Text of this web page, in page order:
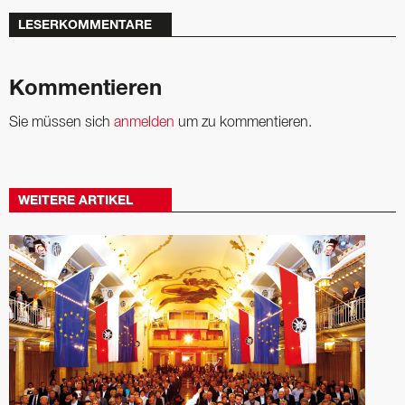
LESERKOMMENTARE
Kommentieren
Sie müssen sich anmelden um zu kommentieren.
WEITERE ARTIKEL